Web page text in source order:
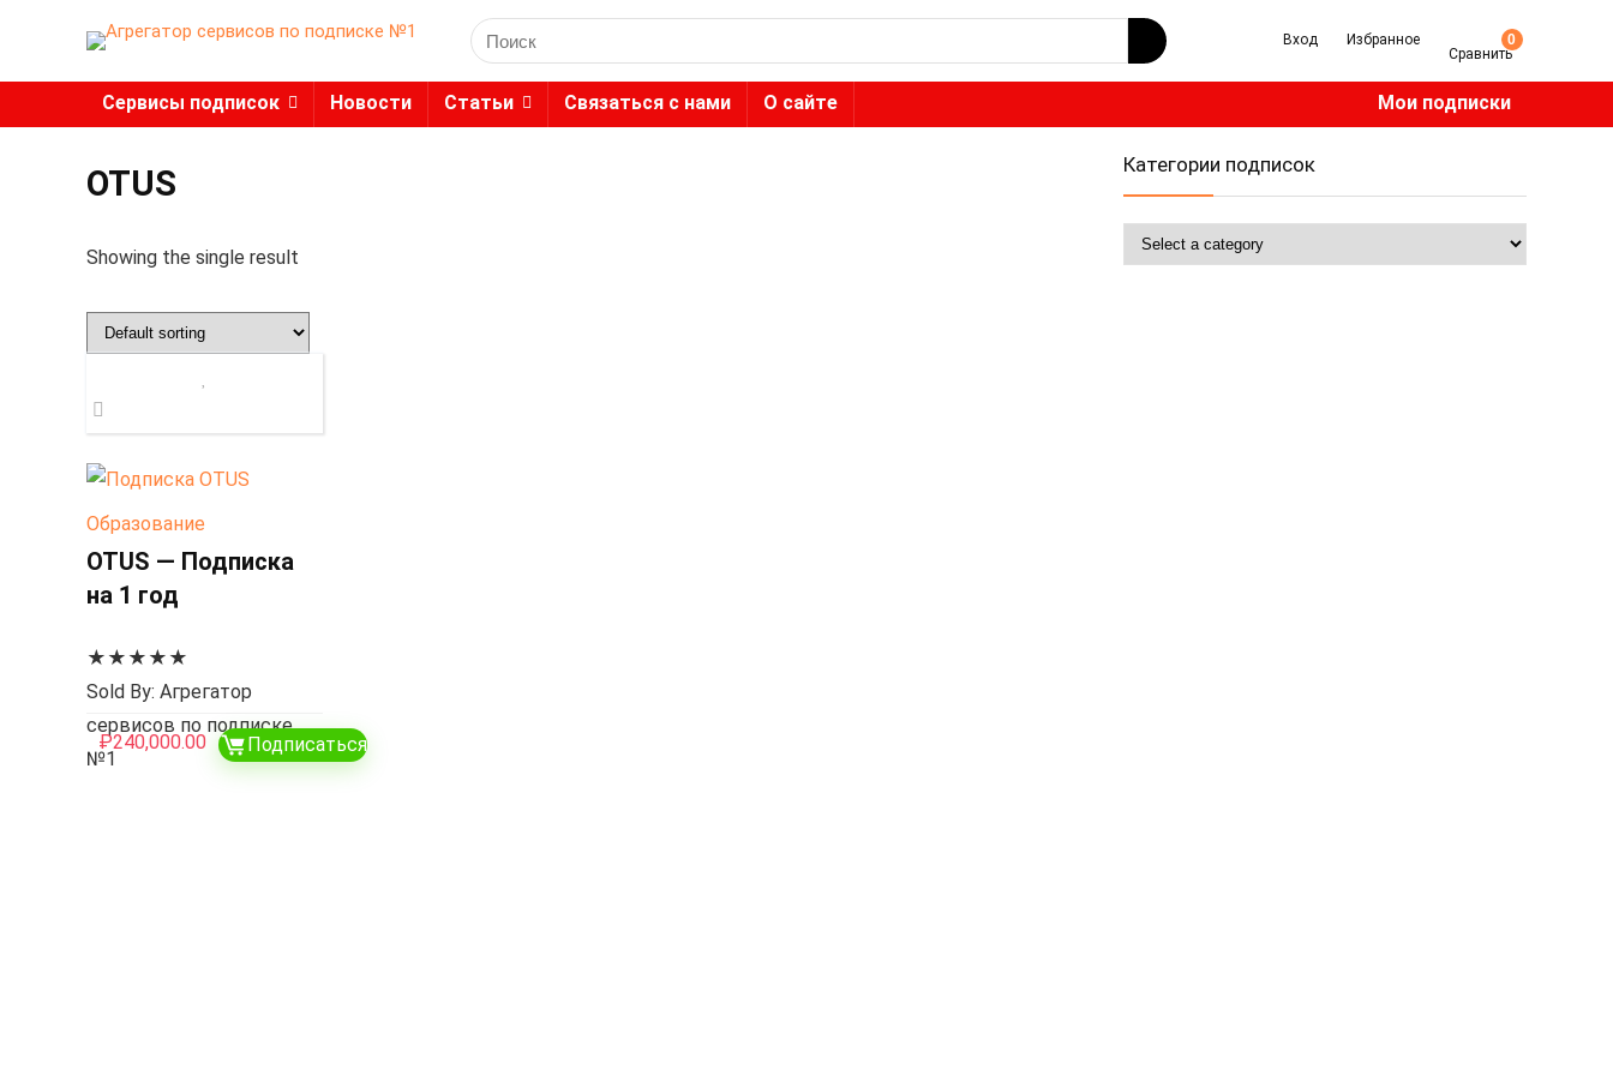
Search
for:
Вход Избранное
0
Сравнить
Сервисы подписок Новости Статьи Связаться с нами О сайте Мои подписки
OTUS
Showing the single result
Образование
OTUS — Подписка
на 1 год
★ ★ ★ ★ ★
₽240,000.00 Подписаться
Sold By: Агрегатор
сервисов по подписке
№1
Категории подписок